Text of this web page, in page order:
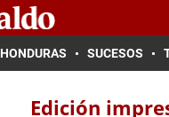
HONDURAS SUCESOS
Edición